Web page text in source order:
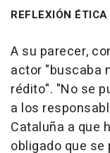
REFLEXIÓN ÉTICA
A su parecer,
actor "buscaba
rédito". "No se
a los
Cataluña a que
obligado que